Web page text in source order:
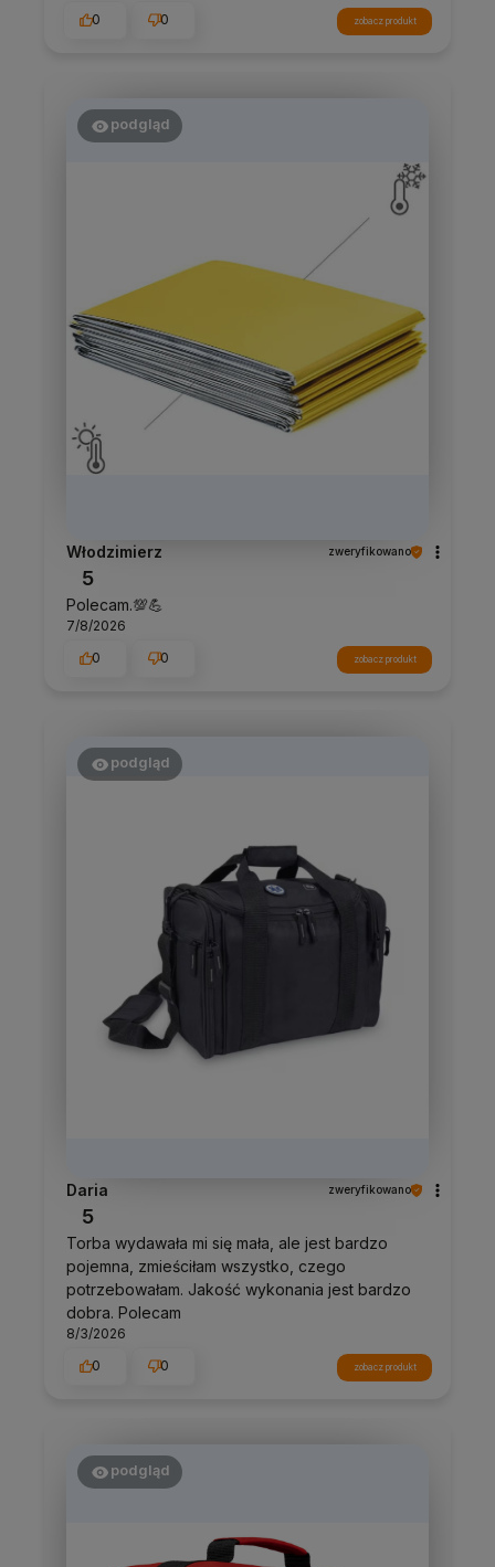
0 0 zobacz produkt
podgląd
Włodzimierz zweryfikowano
5
Polecam.💯💪
7/8/2026
0
0 zobacz produkt
podgląd
Daria zweryfikowano
5
Torba wydawała mi się mała, ale jest bardzo
pojemna, zmieściłam wszystko, czego
potrzebowałam. Jakość wykonania jest bardzo
dobra. Polecam
8/3/2026
0
0 zobacz produkt
podgląd